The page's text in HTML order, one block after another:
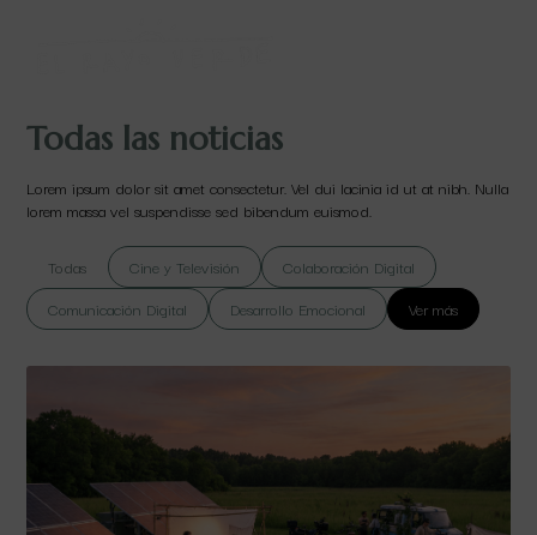
Todas las noticias
Lorem ipsum dolor sit amet consectetur. Vel dui lacinia id ut at nibh. Nulla
lorem massa vel suspendisse sed bibendum euismod.
Todas Cine y Televisión
Colaboración Digital
Comunicación Digital
Desarrollo Emocional Ver más